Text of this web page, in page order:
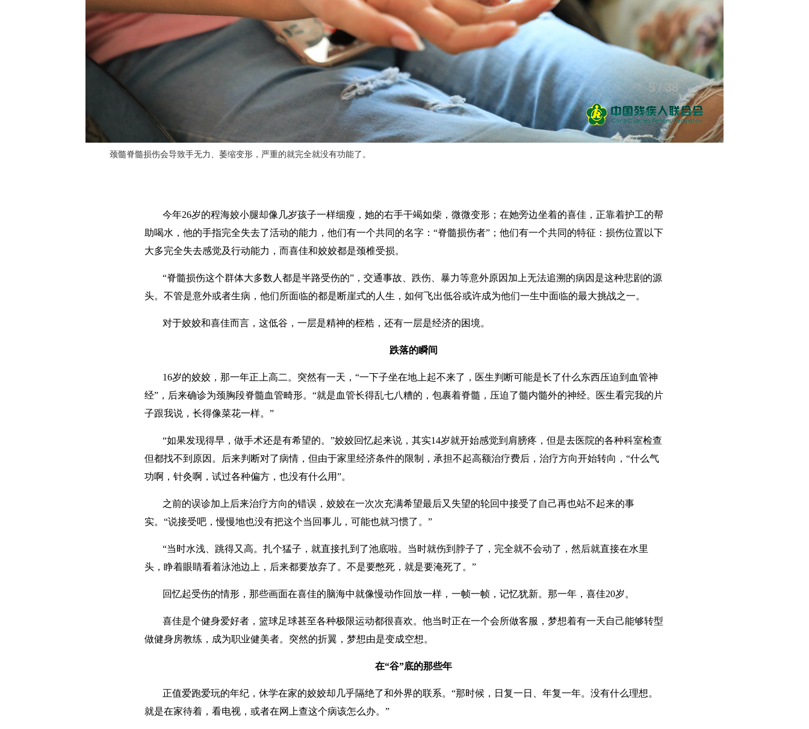
5 / 38
颈髓脊髓损伤会导致手无力、萎缩变形，严重的就完全就没有功能了。
今年26岁的程海姣小腿却像几岁孩子一样细瘦，她的右手干竭如柴，微微变形；在她旁边坐着的喜佳，正靠着护工的帮
助喝水，他的手指完全失去了活动的能力，他们有一个共同的名字：“脊髓损伤者”；他们有一个共同的特征：损伤位置以下
大多完全失去感觉及行动能力，而喜佳和姣姣都是颈椎受损。
“脊髓损伤这个群体大多数人都是半路受伤的”，交通事故、跌伤、暴力等意外原因加上无法追溯的病因是这种悲剧的源
头。不管是意外或者生病，他们所面临的都是断崖式的人生，如何飞出低谷或许成为他们一生中面临的最大挑战之一。
对于姣姣和喜佳而言，这低谷，一层是精神的桎梏，还有一层是经济的困境。
跌落的瞬间
16岁的姣姣，那一年正上高二。突然有一天，“一下子坐在地上起不来了，医生判断可能是长了什么东西压迫到血管神
经”，后来确诊为颈胸段脊髓血管畸形。“就是血管长得乱七八糟的，包裹着脊髓，压迫了髓内髓外的神经。医生看完我的片
子跟我说，长得像菜花一样。”
“如果发现得早，做手术还是有希望的。”姣姣回忆起来说，其实14岁就开始感觉到肩膀疼，但是去医院的各种科室检查
但都找不到原因。后来判断对了病情，但由于家里经济条件的限制，承担不起高额治疗费后，治疗方向开始转向，“什么气
功啊，针灸啊，试过各种偏方，也没有什么用”。
之前的误诊加上后来治疗方向的错误，姣姣在一次次充满希望最后又失望的轮回中接受了自己再也站不起来的事
实。“说接受吧，慢慢地也没有把这个当回事儿，可能也就习惯了。”
“当时水浅、跳得又高。扎个猛子，就直接扎到了池底啦。当时就伤到脖子了，完全就不会动了，然后就直接在水里
头，睁着眼睛看着泳池边上，后来都要放弃了。不是要憋死，就是要淹死了。”
回忆起受伤的情形，那些画面在喜佳的脑海中就像慢动作回放一样，一帧一帧，记忆犹新。那一年，喜佳20岁。
喜佳是个健身爱好者，篮球足球甚至各种极限运动都很喜欢。他当时正在一个会所做客服，梦想着有一天自己能够转型
做健身房教练，成为职业健美者。突然的折翼，梦想由是变成空想。
在“谷”底的那些年
正值爱跑爱玩的年纪，休学在家的姣姣却几乎隔绝了和外界的联系。“那时候，日复一日、年复一年。没有什么理想。
就是在家待着，看电视，或者在网上查这个病该怎么办。”